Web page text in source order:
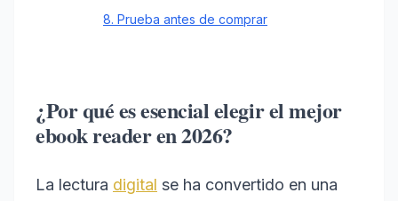
8. Prueba antes de comprar
¿Por qué es esencial elegir el mejor
ebook reader en 2026?
La lectura digital se ha convertido en una